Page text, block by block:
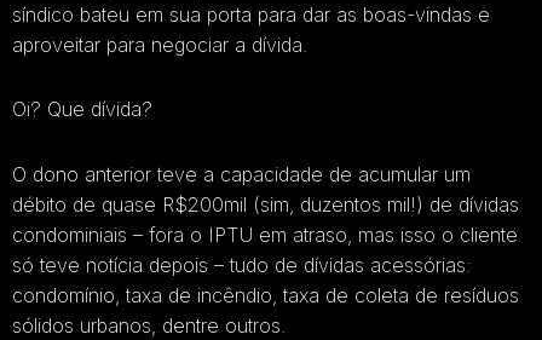
síndico bateu em sua porta para dar as boas-vindas e
aproveitar para negociar a dívida.
Oi? Que dívida?
O dono anterior teve a capacidade de acumular um
débito de quase R$200mil (sim, duzentos mil!) de dívidas
condominiais – fora o IPTU em atraso, mas isso o cliente
só teve notícia depois – tudo de dívidas acessórias:
condomínio, taxa de incêndio, taxa de coleta de resíduos
sólidos urbanos, dentre outros.